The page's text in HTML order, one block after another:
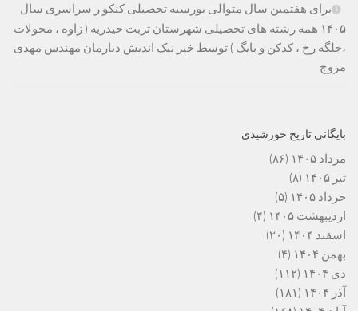
برای هفتمین سال متوالی بورسیه تحصیلی کنکو ر سراسری سال
۱۴۰۵ همه رشته های تحصیلی شهرستان تربت حیدریه ( زاوه ، محولات
،جلگه رخ ، کدکن و بایگ ) توسط خیر نیک اندیش دیارمان مهندس مهدی
مروج
بایگانی تاریخ خورشیدی
مرداد ۱۴۰۵
(۸۶)
تیر ۱۴۰۵
(۸)
خرداد ۱۴۰۵
(۵)
اردیبهشت ۱۴۰۵
(۴)
اسفند ۱۴۰۴
(۲۰)
بهمن ۱۴۰۴
(۴)
دی ۱۴۰۴
(۱۱۲)
آذر ۱۴۰۴
(۱۸۱)